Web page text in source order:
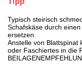
Typisch steirisch
Schafskäse durch
ersetzen.
Anstelle von Blattspinat
oder Faschiertes in die